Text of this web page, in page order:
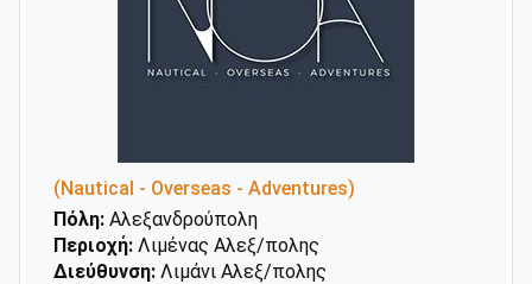
(Nautical - Overseas - Adventures)
Πόλη: Αλεξανδρούπολη
Περιοχή: Λιμένας Αλεξ/πολης
Διεύθυνση: Λιμάνι Αλεξ/πολης